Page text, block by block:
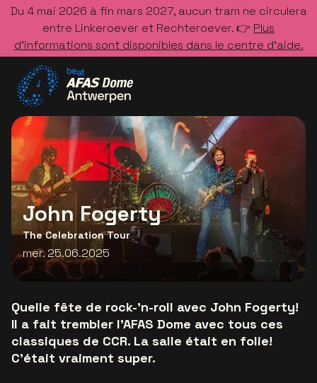
Du 4 mai 2026 à fin mars 2027, aucun tram ne circulera
entre Linkeroever et Rechteroever. 👉 Plus
d’informations sont disponibles dans le centre d’aide.
Allez à la page d'accueil
John Fogerty
The Celebration Tour
mer. 25.06.2025
Quelle fête de rock-'n-roll avec John Fogerty!
Il a fait trembler l'AFAS Dome avec tous ces
classiques de CCR. La salle était en folie!
C'était vraiment super.